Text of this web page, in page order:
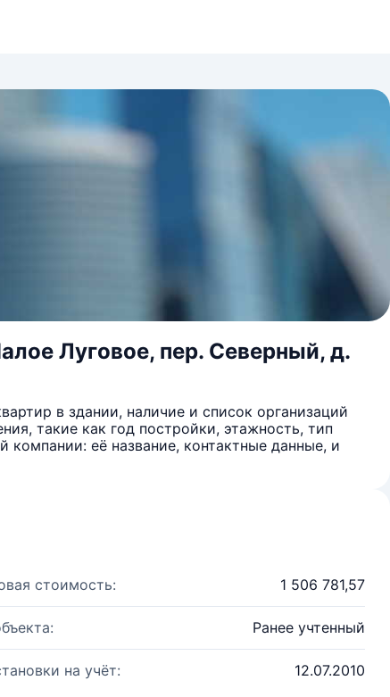
Луговое, пер. Северный, д.
в здании, наличие и список организаций
такие как год постройки, этажность, тип
её название, контактные данные, и
стоимость: 1 506 781,57
Ранее учтенный
на учёт: 12.07.2010